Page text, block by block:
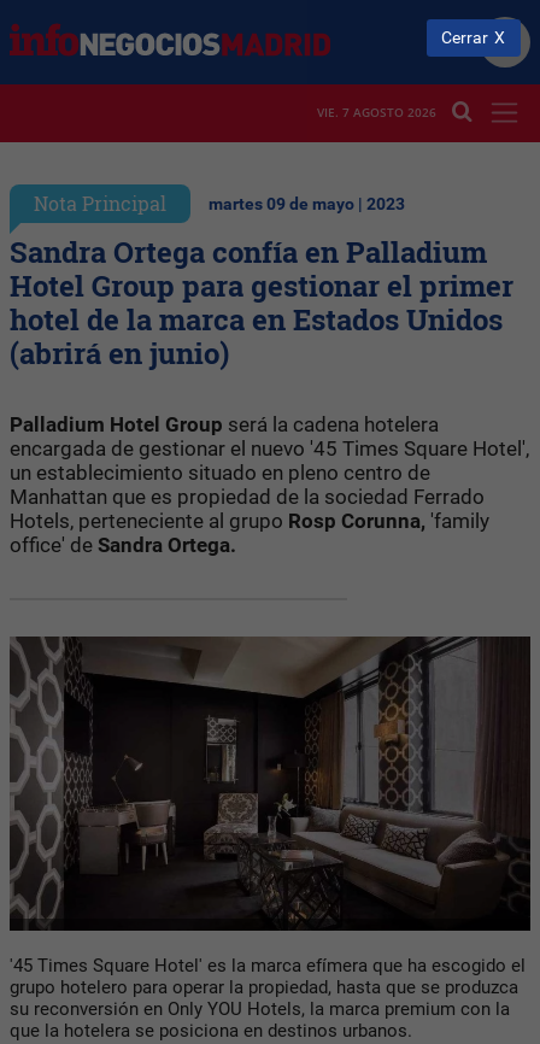
VIE. 7 AGOSTO 2026
Nota Principal martes 09 de mayo | 2023
Sandra Ortega confía en Palladium
Hotel Group para gestionar el primer
hotel de la marca en Estados Unidos
(abrirá en junio)
Palladium Hotel Group será la cadena hotelera
encargada de gestionar el nuevo '45 Times Square Hotel',
un establecimiento situado en pleno centro de
Manhattan que es propiedad de la sociedad Ferrado
Hotels, perteneciente al grupo Rosp Corunna, 'family
office' de Sandra Ortega.
'45 Times Square Hotel' es la marca efímera que ha escogido el
grupo hotelero para operar la propiedad, hasta que se produzca
su reconversión en Only YOU Hotels, la marca premium con la
que la hotelera se posiciona en destinos urbanos.
Cerrar